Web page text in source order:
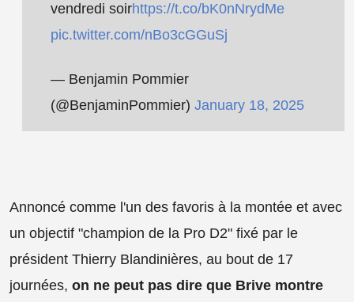
vendredi soirhttps://t.co/bK0nNrydMe
pic.twitter.com/nBo3cGGuSj
— Benjamin Pommier
(@BenjaminPommier) January 18, 2025
Annoncé comme l'un des favoris à la montée et avec
un objectif "champion de la Pro D2" fixé par le
président Thierry Blandinières, au bout de 17
journées, on ne peut pas dire que Brive montre